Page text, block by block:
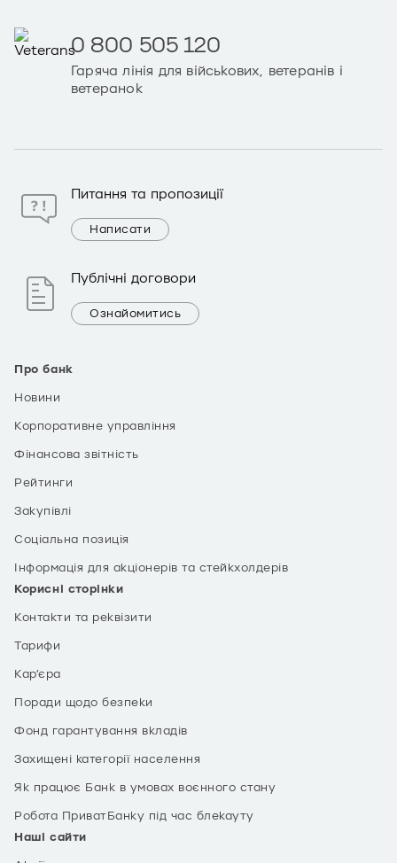
Про банк
Новини
Корпоративне управління
Фінансова звітність
Рейтинги
Закупівлі
Соціальна позиція
Інформація для акціонерів та стейкхолдерів
Корисні сторінки
Контакти та реквізити
Тарифи
Кар’єра
Поради щодо безпеки
Фонд гарантування вкладів
Захищені категорії населення
Як працює Банк в умовах воєнного стану
Робота ПриватБанку під час блекауту
Наші сайти
0 800 505 120
Гаряча лінія для військових, ветеранів і
ветеранок
Питання та пропозиції
Написати
Публічні договори
Ознайомитись